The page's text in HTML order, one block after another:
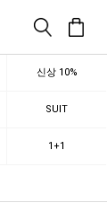
신상 10%
SUIT
1+1